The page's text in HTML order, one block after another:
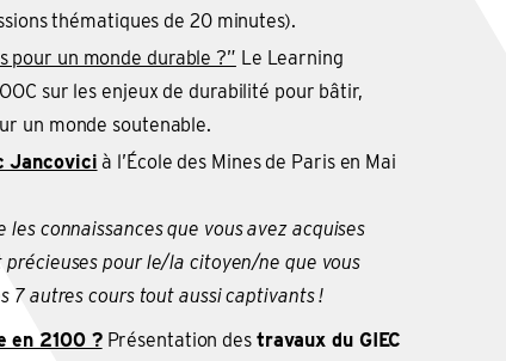
thématiques de 20 minutes).
pour un monde durable ?” Le Learning
sur les enjeux de durabilité pour bâtir,
un monde soutenable.
Jancovici à l’École des Mines de Paris en Mai
les connaissances que vous avez acquises
précieuses pour le/la citoyen/ne que vous
7 autres cours tout aussi captivants !
en 2100 ?Présentation des travaux du GIEC